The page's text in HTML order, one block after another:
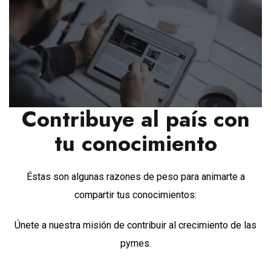
Contribuye al país con
tu conocimiento
Éstas son algunas razones de peso para animarte a
compartir tus conocimientos:
Únete a nuestra misión de contribuir al crecimiento de las
pymes.